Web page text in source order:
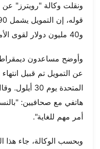
ونقلت وكالة "رويترز" عن
و40 مليون دولار لقوى الأمن الداخلي.
وأوضح مساعدون
عن التمويل تم قبيل
المتحدة يوم
هاتفي مع صحافيين:
أمر مهم للغاية".
وبحسب الوكالة، جاء